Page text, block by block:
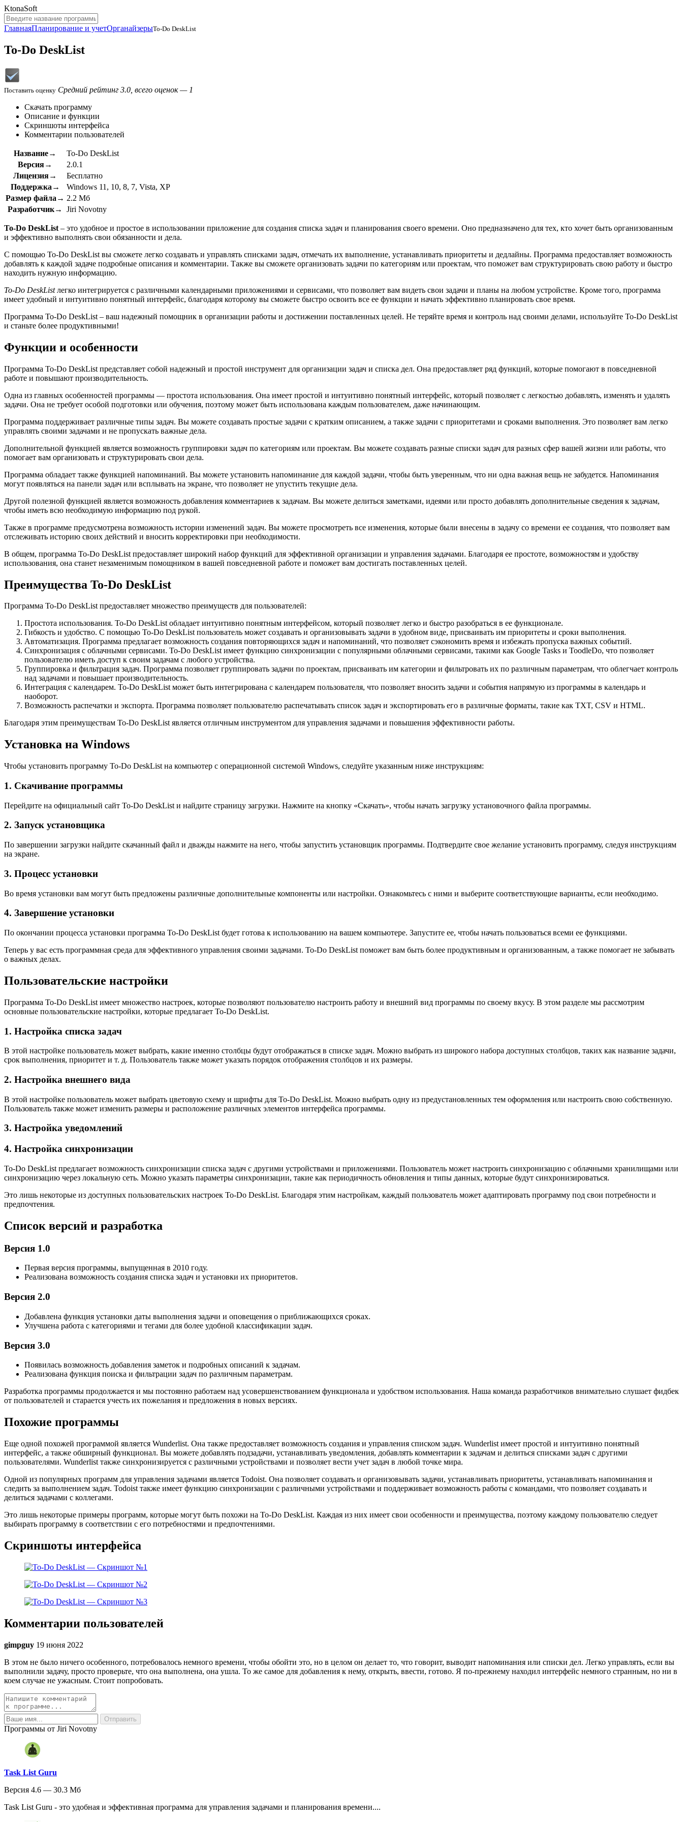
KtonaSoft
ГлавнаяПланирование и учетОрганайзерыTo-Do DeskList
To-Do DeskList
Поставить оценку Средний рейтинг 3.0, всего оценок — 1
Скачать программу
Описание и функции
Скриншоты интерфейса
Комментарии пользователей
Название→
To-Do DeskList
Версия→
2.0.1
Лицензия→
Бесплатно
Поддержка→
Windows 11, 10, 8, 7, Vista, XP
Размер файла→ 2.2 Мб
Разработчик→
Jiri Novotny
To-Do DeskList – это удобное и простое в использовании приложение для создания списка задач и планирования своего времени. Оно предназначено для тех, кто хочет быть организованным
и эффективно выполнять свои обязанности и дела.
С помощью To-Do DeskList вы сможете легко создавать и управлять списками задач, отмечать их выполнение, устанавливать приоритеты и дедлайны. Программа предоставляет возможность
добавлять к каждой задаче подробные описания и комментарии. Также вы сможете организовать задачи по категориям или проектам, что поможет вам структурировать свою работу и быстро
находить нужную информацию.
To-Do DeskListлегко интегрируется с различными календарными приложениями и сервисами, что позволяет вам видеть свои задачи и планы на любом устройстве. Кроме того, программа
имеет удобный и интуитивно понятный интерфейс, благодаря которому вы сможете быстро освоить все ее функции и начать эффективно планировать свое время.
Программа To-Do DeskList – ваш надежный помощник в организации работы и достижении поставленных целей. Не теряйте время и контроль над своими делами, используйте To-Do DeskList
и станьте более продуктивными!
Функции и особенности
Программа To-Do DeskList представляет собой надежный и простой инструмент для организации задач и списка дел. Она предоставляет ряд функций, которые помогают в повседневной
работе и повышают производительность.
Одна из главных особенностей программы — простота использования. Она имеет простой и интуитивно понятный интерфейс, который позволяет с легкостью добавлять, изменять и удалять
задачи. Она не требует особой подготовки или обучения, поэтому может быть использована каждым пользователем, даже начинающим.
Программа поддерживает различные типы задач. Вы можете создавать простые задачи с кратким описанием, а также задачи с приоритетами и сроками выполнения. Это позволяет вам легко
управлять своими задачами и не пропускать важные дела.
Дополнительной функцией является возможность группировки задач по категориям или проектам. Вы можете создавать разные списки задач для разных сфер вашей жизни или работы, что
помогает вам организовать и структурировать свои дела.
Программа обладает также функцией напоминаний. Вы можете установить напоминание для каждой задачи, чтобы быть уверенным, что ни одна важная вещь не забудется. Напоминания
могут появляться на панели задач или всплывать на экране, что позволяет не упустить текущие дела.
Другой полезной функцией является возможность добавления комментариев к задачам. Вы можете делиться заметками, идеями или просто добавлять дополнительные сведения к задачам,
чтобы иметь всю необходимую информацию под рукой.
Также в программе предусмотрена возможность истории изменений задач. Вы можете просмотреть все изменения, которые были внесены в задачу со времени ее создания, что позволяет вам
отслеживать историю своих действий и вносить корректировки при необходимости.
В общем, программа To-Do DeskList предоставляет широкий набор функций для эффективной организации и управления задачами. Благодаря ее простоте, возможностям и удобству
использования, она станет незаменимым помощником в вашей повседневной работе и поможет вам достигать поставленных целей.
Преимущества To-Do DeskList
Программа To-Do DeskList предоставляет множество преимуществ для пользователей:
Простота использования. To-Do DeskList обладает интуитивно понятным интерфейсом, который позволяет легко и быстро разобраться в ее функционале.
Гибкость и удобство. С помощью To-Do DeskList пользователь может создавать и организовывать задачи в удобном виде, присваивать им приоритеты и сроки выполнения.
Автоматизация. Программа предлагает возможность создания повторяющихся задач и напоминаний, что позволяет сэкономить время и избежать пропуска важных событий.
Синхронизация с облачными сервисами. To-Do DeskList имеет функцию синхронизации с популярными облачными сервисами, такими как Google Tasks и ToodleDo, что позволяет
пользователю иметь доступ к своим задачам с любого устройства.
Группировка и фильтрация задач. Программа позволяет группировать задачи по проектам, присваивать им категории и фильтровать их по различным параметрам, что облегчает контроль
над задачами и повышает производительность.
Интеграция с календарем. To-Do DeskList может быть интегрирована с календарем пользователя, что позволяет вносить задачи и события напрямую из программы в календарь и
наоборот.
Возможность распечатки и экспорта. Программа позволяет пользователю распечатывать список задач и экспортировать его в различные форматы, такие как TXT, CSV и HTML.
Благодаря этим преимуществам To-Do DeskList является отличным инструментом для управления задачами и повышения эффективности работы.
Установка на Windows
Чтобы установить программу To-Do DeskList на компьютер с операционной системой Windows, следуйте указанным ниже инструкциям:
1. Скачивание программы
Перейдите на официальный сайт To-Do DeskList и найдите страницу загрузки. Нажмите на кнопку «Скачать», чтобы начать загрузку установочного файла программы.
2. Запуск установщика
По завершении загрузки найдите скачанный файл и дважды нажмите на него, чтобы запустить установщик программы. Подтвердите свое желание установить программу, следуя инструкциям
на экране.
3. Процесс установки
Во время установки вам могут быть предложены различные дополнительные компоненты или настройки. Ознакомьтесь с ними и выберите соответствующие варианты, если необходимо.
4. Завершение установки
По окончании процесса установки программа To-Do DeskList будет готова к использованию на вашем компьютере. Запустите ее, чтобы начать пользоваться всеми ее функциями.
Теперь у вас есть программная среда для эффективного управления своими задачами. To-Do DeskList поможет вам быть более продуктивным и организованным, а также помогает не забывать
о важных делах.
Пользовательские настройки
Программа To-Do DeskList имеет множество настроек, которые позволяют пользователю настроить работу и внешний вид программы по своему вкусу. В этом разделе мы рассмотрим
основные пользовательские настройки, которые предлагает To-Do DeskList.
1. Настройка списка задач
В этой настройке пользователь может выбрать, какие именно столбцы будут отображаться в списке задач. Можно выбрать из широкого набора доступных столбцов, таких как название задачи,
срок выполнения, приоритет и т. д. Пользователь также может указать порядок отображения столбцов и их размеры.
2. Настройка внешнего вида
В этой настройке пользователь может выбрать цветовую схему и шрифты для To-Do DeskList. Можно выбрать одну из предустановленных тем оформления или настроить свою собственную.
Пользователь также может изменить размеры и расположение различных элементов интерфейса программы.
3. Настройка уведомлений
4. Настройка синхронизации
To-Do DeskList предлагает возможность синхронизации списка задач с другими устройствами и приложениями. Пользователь может настроить синхронизацию с облачными хранилищами или
синхронизацию через локальную сеть. Можно указать параметры синхронизации, такие как периодичность обновления и типы данных, которые будут синхронизироваться.
Это лишь некоторые из доступных пользовательских настроек To-Do DeskList. Благодаря этим настройкам, каждый пользователь может адаптировать программу под свои потребности и
предпочтения.
Список версий и разработка
Версия 1.0
Первая версия программы, выпущенная в 2010 году.
Реализована возможность создания списка задач и установки их приоритетов.
Версия 2.0
Добавлена функция установки даты выполнения задачи и оповещения о приближающихся сроках.
Улучшена работа с категориями и тегами для более удобной классификации задач.
Версия 3.0
Появилась возможность добавления заметок и подробных описаний к задачам.
Реализована функция поиска и фильтрации задач по различным параметрам.
Разработка программы продолжается и мы постоянно работаем над усовершенствованием функционала и удобством использования. Наша команда разработчиков внимательно слушает фидбек
от пользователей и старается учесть их пожелания и предложения в новых версиях.
Похожие программы
Еще одной похожей программой является Wunderlist. Она также предоставляет возможность создания и управления списком задач. Wunderlist имеет простой и интуитивно понятный
интерфейс, а также обширный функционал. Вы можете добавлять подзадачи, устанавливать уведомления, добавлять комментарии к задачам и делиться списками задач с другими
пользователями. Wunderlist также синхронизируется с различными устройствами и позволяет вести учет задач в любой точке мира.
Одной из популярных программ для управления задачами является Todoist. Она позволяет создавать и организовывать задачи, устанавливать приоритеты, устанавливать напоминания и
следить за выполнением задач. Todoist также имеет функцию синхронизации с различными устройствами и поддерживает возможность работы с командами, что позволяет создавать и
делиться задачами с коллегами.
Это лишь некоторые примеры программ, которые могут быть похожи на To-Do DeskList. Каждая из них имеет свои особенности и преимущества, поэтому каждому пользователю следует
выбирать программу в соответствии с его потребностями и предпочтениями.
Скриншоты интерфейса
Комментарии пользователей
gimpguy 19 июня 2022
В этом не было ничего особенного, потребовалось немного времени, чтобы обойти это, но в целом он делает то, что говорит, выводит напоминания или списки дел. Легко управлять, если вы
выполнили задачу, просто проверьте, что она выполнена, она ушла. То же самое для добавления к нему, открыть, ввести, готово. Я по-прежнему находил интерфейс немного странным, но ни в
коем случае не ужасным. Стоит попробовать.
Программы от Jiri Novotny
Task List Guru
Версия 4.6 — 30.3 Мб
Task List Guru - это удобная и эффективная программа для управления задачами и планирования времени....